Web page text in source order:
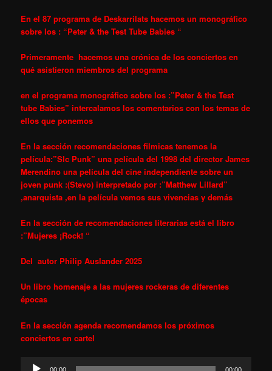
En el 87 programa de Deskarrilats hacemos un monográfico
sobre los : “Peter & the Test Tube Babies “
Primeramente hacemos una crónica de los conciertos en
qué asistieron miembros del programa
en el programa monográfico sobre los :”Peter & the Test
tube Babies” intercalamos los comentarios con los temas de
ellos que ponemos
En la sección recomendaciones filmicas tenemos la
película:”Slc Punk” una película del 1998 del director James
Merendino una película del cine independiente sobre un
joven punk :(Stevo) interpretado por :”Matthew Lillard”
,anarquista ,en la película vemos sus vivencias y demás
En la sección de recomendaciones literarias está el libro
:”Mujeres ¡Rock! “
Del autor PhilipAuslander2025
Un libro homenaje a las mujeres rockeras de diferentes
épocas
En la sección agenda recomendamos los próximos
conciertos en cartel
Reproductor